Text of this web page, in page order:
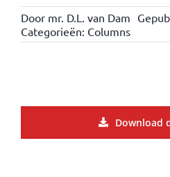
Door mr. D.L. van Dam
Categorieën: Columns
Download